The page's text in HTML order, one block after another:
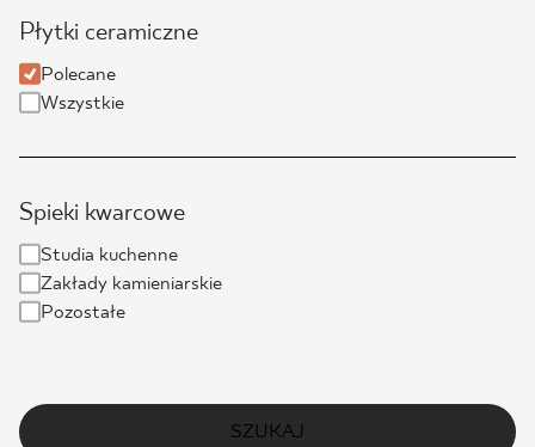
Płytki ceramiczne
Polecane
Wszystkie
Spieki kwarcowe
Studia kuchenne
Zakłady kamieniarskie
Pozostałe
SZUKAJ